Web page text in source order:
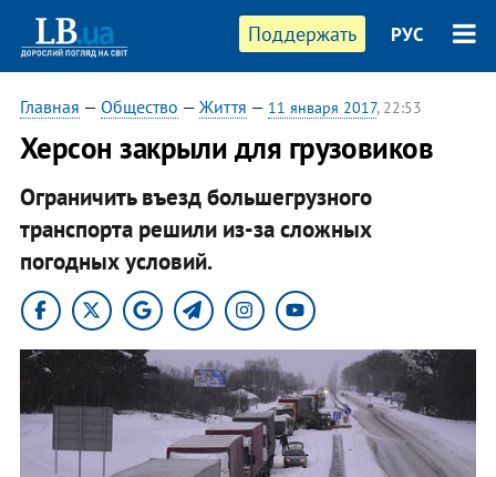
Поддержать РУС
Главная — Общество — Життя — 11 января 2017, 22:53
Херсон закрыли для грузовиков
Ограничить въезд большегрузного
транспорта решили из-за сложных
погодных условий.